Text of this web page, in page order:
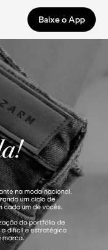
Baixe o App